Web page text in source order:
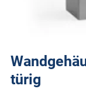
türig